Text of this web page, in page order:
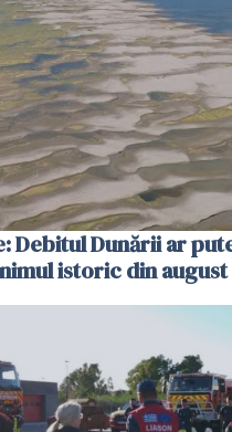
Debitul Dunării ar
istoric din august